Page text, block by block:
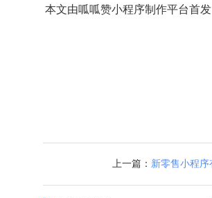
本文由呱呱赞小程序制作平台首发
上一篇： 新零售小程序